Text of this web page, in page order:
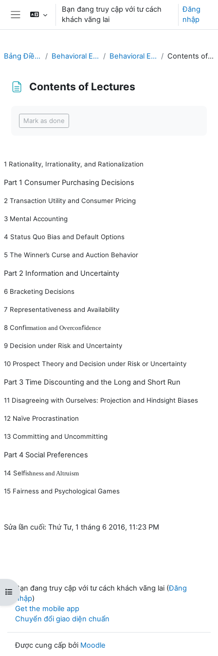
Chuyển tới nội dung chính
Bảng điều khiển cạnh
Bạn đang truy cập với tư cách
khách vãng lai
Đăng
nhập
Mở chỉ số ngăn của khóa học
Bảng Điều khiển Behavioral Economics Behavioral Economics Contents of Lectures
Contents of Lectures
Mark as done
1 Rationality, Irrationality, and Rationalization
Part 1 Consumer Purchasing Decisions
2 Transaction Utility and Consumer Pricing
3 Mental Accounting
4 Status Quo Bias and Default Options
5 The Winner’s Curse and Auction Behavior
Part 2 Information and Uncertainty
6 Bracketing Decisions
7 Representativeness and Availability
8 Confirmation and Overconfidence
9 Decision under Risk and Uncertainty
10 Prospect Theory and Decision under Risk or Uncertainty
Part 3 Time Discounting and the Long and Short Run
11 Disagreeing with Ourselves: Projection and Hindsight Biases
12 Naïve Procrastination
13 Committing and Uncommitting
Part 4 Social Preferences
14 Selfishness and Altruism
15 Fairness and Psychological Games
Sửa lần cuối: Thứ Tư, 1 tháng 6 2016, 11:23 PM
Bạn đang truy cập với tư cách khách vãng lai (Đăng
nhập)
Get the mobile app
Chuyển đổi giao diện chuẩn
Được cung cấp bởi Moodle